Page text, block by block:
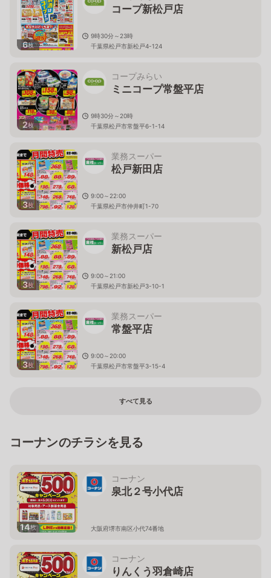
6枚
コープ新松戸店
9時30分～23時
千葉県松戸市新松戸4-124
2枚
コープみらい
ミニコープ常盤平店
9時30分～20時
千葉県松戸市常盤平6-1-14
3枚
業務スーパー
松戸新田店
9:00～22:00
千葉県松戸市仲井町1-70
3枚
業務スーパー
新松戸店
9:00～21:00
千葉県松戸市新松戸3-10-1
3枚
業務スーパー
常盤平店
9:00～20:00
千葉県松戸市常盤平3-15-4
すべて見る
コーナンのチラシを見る
14枚
コーナン
泉北２号小代店
大阪府堺市南区小代74番地
コーナン
りんくう羽倉崎店